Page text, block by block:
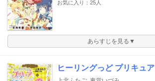
お気に入り：25人
あらすじを見る▼
ヒーリングっど プリキュア